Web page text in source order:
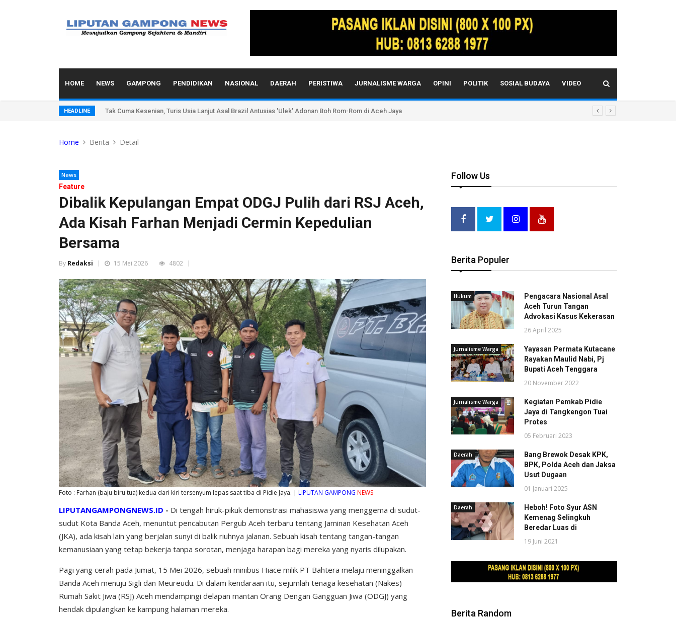
HOME NEWS GAMPONG PENDIDIKAN NASIONAL DAERAH PERISTIWA JURNALISME WARGA OPINI POLITIK SOSIAL BUDAYA VIDEO
HEADLINE Tak Cuma Kesenian, Turis Usia Lanjut Asal Brazil Antusias 'Ulek' Adonan Boh Rom-Rom di Aceh Jaya
Home Berita Detail
News
Feature
Dibalik Kepulangan Empat ODGJ Pulih dari RSJ Aceh,
Ada Kisah Farhan Menjadi Cermin Kepedulian
Bersama
By Redaksi 15 Mei 2026 4802
Foto : Farhan (baju biru tua) kedua dari kiri tersenyum lepas saat tiba di Pidie Jaya. | LIPUTAN GAMPONG NEWS
LIPUTANGAMPONGNEWS.ID - Di tengah hiruk-pikuk demonstrasi mahasiswa yang menggema di sudut-
sudut Kota Banda Aceh, menuntut pencabutan Pergub Aceh terbaru tentang Jaminan Kesehatan Aceh
(JKA), ada kisah lain yang berjalan sunyi di balik riuhnya jalanan. Sebuah kisah tentang tangan-tangan
kemanusiaan yang tetap bekerja tanpa sorotan, menjaga harapan bagi mereka yang nyaris dilupakan.
Pagi yang cerah pada Jumat, 15 Mei 2026, sebuah minibus Hiace milik PT Bahtera melaju meninggalkan
Banda Aceh menuju Sigli dan Meureudu. Di dalam kendaraan itu, sejumlah tenaga kesehatan (Nakes)
Rumah Sakit Jiwa (RSJ) Aceh mendampingi delapan mantan Orang Dengan Gangguan Jiwa (ODGJ) yang
hendak dipulangkan ke kampung halaman mereka.
Follow Us
Berita Populer
Hukum
Pengacara Nasional Asal
Aceh Turun Tangan
Advokasi Kasus Kekerasan
26 April 2025
Jurnalisme Warga
Yayasan Permata Kutacane
Rayakan Maulid Nabi, Pj
Bupati Aceh Tenggara
20 November 2022
Jurnalisme Warga
Kegiatan Pemkab Pidie
Jaya di Tangkengon Tuai
Protes
05 Februari 2023
Daerah
Bang Brewok Desak KPK,
BPK, Polda Aceh dan Jaksa
Usut Dugaan
01 Januari 2025
Daerah
Heboh! Foto Syur ASN
Kemenag Selingkuh
Beredar Luas di
19 Juni 2021
Berita Random